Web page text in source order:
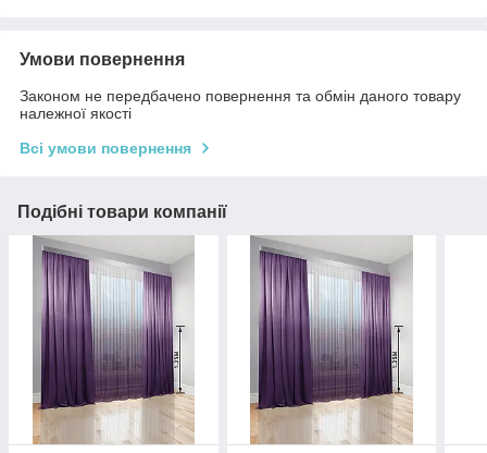
Умови повернення
Законом не передбачено повернення та обмін даного товару
належної якості
Всі умови повернення
Подібні товари компанії